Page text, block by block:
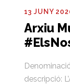
13 JUNY
Arxiu
descripció: